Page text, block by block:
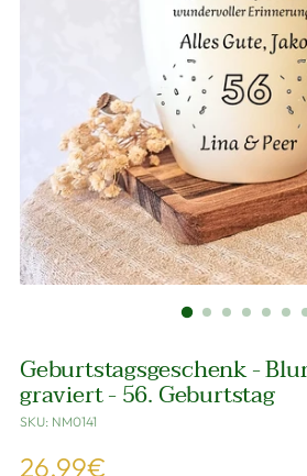
Geburtstagsgeschenk -
graviert - 56. Geburtstag
SKU: NM0141
Regulärer
26,99€